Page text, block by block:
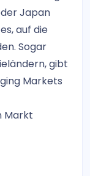
Japan
auf die
Sogar
gibt
Markets
Markt